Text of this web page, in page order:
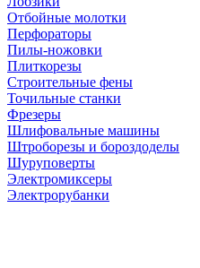
Отбойные молотки
Перфораторы
Пилы-ножовки
Плиткорезы
Строительные фены
Точильные станки
Фрезеры
Шлифовальные машины
Штроборезы и бороздоделы
Шуруповерты
Электромиксеры
Электрорубанки